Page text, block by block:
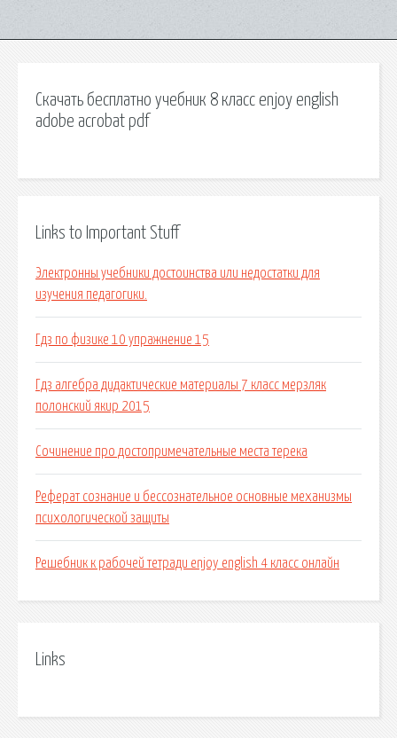
Скачать бесплатно учебник 8 класс enjoy english
adobe acrobat pdf
Links to Important Stuff
Электронны учебники достоинства или недостатки для
изучения педагогики.
Гдз по физике 10 упражнение 15
Гдз алгебра дидактические материалы 7 класс мерзляк
полонский якир 2015
Сочинение про достопримечательные места терека
Реферат сознание и бессознательное основные механизмы
психологической защиты
Решебник к рабочей тетради enjoy english 4 класс онлайн
Links